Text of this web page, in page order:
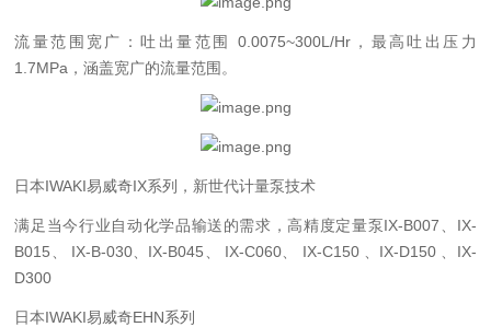
流量范围宽广：吐出量范围 0.0075~300L/Hr，最高吐出压力
1.7MPa，涵盖宽广的流量范围。
日本IWAKI易威奇IX系列，新世代计量泵技术
满足当今行业自动化学品输送的需求，高精度定量泵IX-B007、IX-
B015、 IX-B-030、IX-B045、 IX-C060、 IX-C150 、IX-D150 、IX-
D300
日本IWAKI易威奇EHN系列